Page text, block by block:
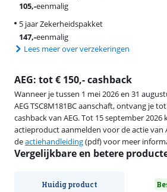
105,-eenmalig
5 jaar Zekerheidspakket
147,-eenmalig
Lees meer over verzekeringen
AEG: tot € 150,- cashback
Wanneer je tussen 1 mei 2026 en 31
AEG TSC8M181BC aanschaft, ontvang je
cashback van AEG. Tot 15 september 2026
actieproduct aanmelden voor de actie van
deactiehandleiding(pdf) voor meer
Vergelijkbare en betere
Huidig product